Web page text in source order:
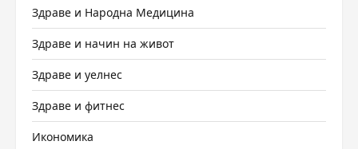
Здраве и Народна Медицина
Здраве и начин на живот
Здраве и уелнес
Здраве и фитнес
Икономика